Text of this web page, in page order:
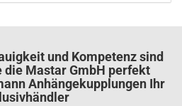
und Kompetenz sind
die Mastar GmbH perfekt
Anhängekupplungen Ihr